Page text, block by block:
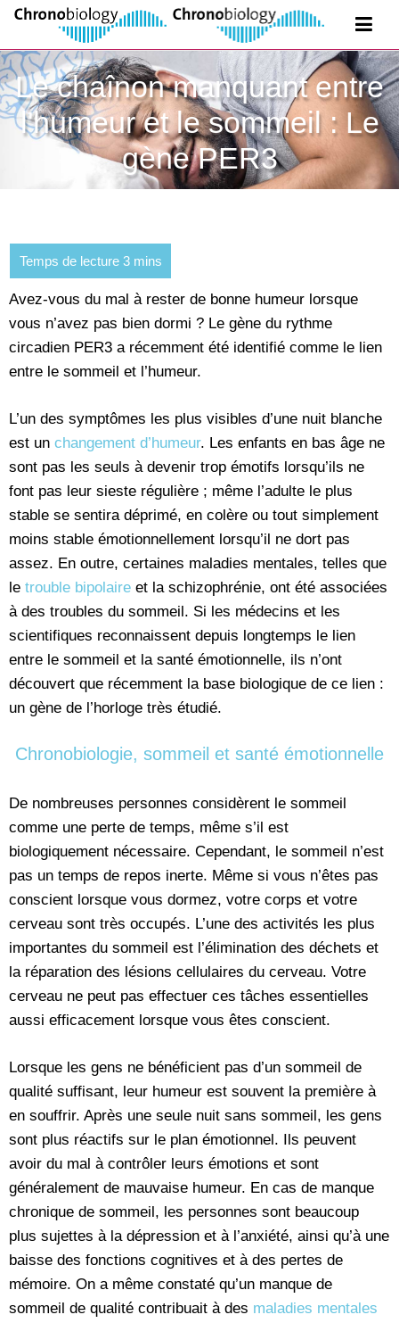
Le chaînon manquant entre
l'humeur et le sommeil : Le
gène PER3
Avez-vous du mal à rester de bonne humeur lorsque
vous n’avez pas bien dormi ? Le gène du rythme
circadien PER3 a récemment été identifié comme le lien
entre le sommeil et l’humeur.
L’un des symptômes les plus visibles d’une nuit blanche
est un changement d’humeur. Les enfants en bas âge ne
sont pas les seuls à devenir trop émotifs lorsqu’ils ne
font pas leur sieste régulière ; même l’adulte le plus
stable se sentira déprimé, en colère ou tout simplement
moins stable émotionnellement lorsqu’il ne dort pas
assez. En outre, certaines maladies mentales, telles que
le trouble bipolaire et la schizophrénie, ont été associées
à des troubles du sommeil. Si les médecins et les
scientifiques reconnaissent depuis longtemps le lien
entre le sommeil et la santé émotionnelle, ils n’ont
découvert que récemment la base biologique de ce lien :
un gène de l’horloge très étudié.
Chronobiologie, sommeil et santé émotionnelle
De nombreuses personnes considèrent le sommeil
comme une perte de temps, même s’il est
biologiquement nécessaire. Cependant, le sommeil n’est
pas un temps de repos inerte. Même si vous n’êtes pas
conscient lorsque vous dormez, votre corps et votre
cerveau sont très occupés. L’une des activités les plus
importantes du sommeil est l’élimination des déchets et
la réparation des lésions cellulaires du cerveau. Votre
cerveau ne peut pas effectuer ces tâches essentielles
aussi efficacement lorsque vous êtes conscient.
Lorsque les gens ne bénéficient pas d’un sommeil de
qualité suffisant, leur humeur est souvent la première à
en souffrir. Après une seule nuit sans sommeil, les gens
sont plus réactifs sur le plan émotionnel. Ils peuvent
avoir du mal à contrôler leurs émotions et sont
généralement de mauvaise humeur. En cas de manque
chronique de sommeil, les personnes sont beaucoup
plus sujettes à la dépression et à l’anxiété, ainsi qu’à une
baisse des fonctions cognitives et à des pertes de
mémoire. On a même constaté qu’un manque de
sommeil de qualité contribuait à des maladies mentales